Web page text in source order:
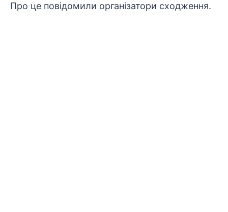
Про це повідомили організатори сходження.